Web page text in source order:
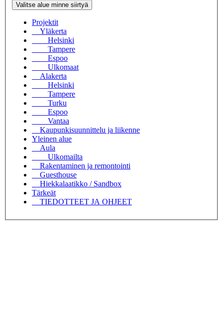
Valitse alue minne siirtyä
Projektit
Yläkerta
Helsinki
Tampere
Espoo
Ulkomaat
Alakerta
Helsinki
Tampere
Turku
Espoo
Vantaa
Kaupunkisuunnittelu ja liikenne
Yleinen alue
Aula
Ulkomailta
Rakentaminen ja remontointi
Guesthouse
Hiekkalaatikko / Sandbox
Tärkeät
TIEDOTTEET JA OHJEET